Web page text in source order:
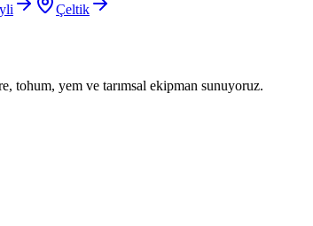
Çeltik
tohum, yem ve tarımsal ekipman sunuyoruz.